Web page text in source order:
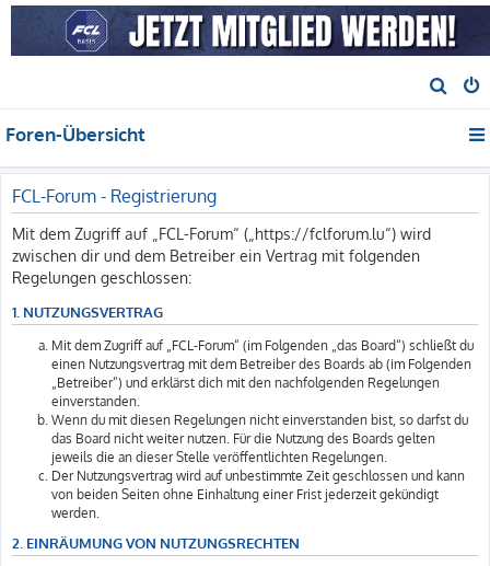
u
h
Foren-Übersicht
FCL-Forum - Registrierung
Mit dem Zugriff auf „FCL-Forum“ („https://fclforum.lu“) wird
zwischen dir und dem Betreiber ein Vertrag mit folgenden
Regelungen geschlossen:
1. NUTZUNGSVERTRAG
Mit dem Zugriff auf „FCL-Forum“ (im Folgenden „das Board“) schließt du
einen Nutzungsvertrag mit dem Betreiber des Boards ab (im Folgenden
„Betreiber“) und erklärst dich mit den nachfolgenden Regelungen
einverstanden.
Wenn du mit diesen Regelungen nicht einverstanden bist, so darfst du
das Board nicht weiter nutzen. Für die Nutzung des Boards gelten
jeweils die an dieser Stelle veröffentlichten Regelungen.
Der Nutzungsvertrag wird auf unbestimmte Zeit geschlossen und kann
von beiden Seiten ohne Einhaltung einer Frist jederzeit gekündigt
werden.
2. EINRÄUMUNG VON NUTZUNGSRECHTEN